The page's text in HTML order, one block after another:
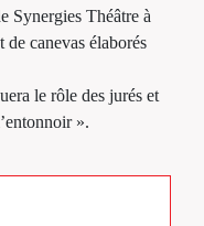
Synergies Théâtre à
de canevas élaborés
le rôle des jurés et
».